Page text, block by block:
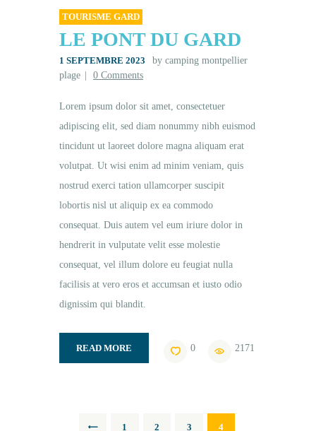
TOURISME GARD
LE PONT DU GARD
1 SEPTEMBRE 2023
by camping montpellier
plage
0 Comments
Lorem ipsum dolor sit amet, consectetuer
adipiscing elit, sed diam nonummy nibh euismod
tincidunt ut laoreet dolore magna aliquam erat
volutpat. Ut wisi enim ad minim veniam, quis
nostrud exerci tation ullamcorper suscipit
lobortis nisl ut aliquip ex ea commodo
consequat. Duis autem vel eum iriure dolor in
hendrerit in vulputate velit esse molestie
consequat, vel illum dolore eu feugiat nulla
facilisis at vero eros et accumsan et iusto odio
dignissim qui blandit.
READ MORE 0 2171
PAGE
1 PAGE
2 PAGE
3 PAGE
4